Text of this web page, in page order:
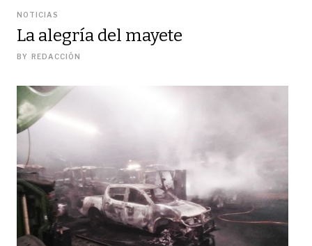
NOTICIAS
La alegría del mayete
BY REDACCIÓN